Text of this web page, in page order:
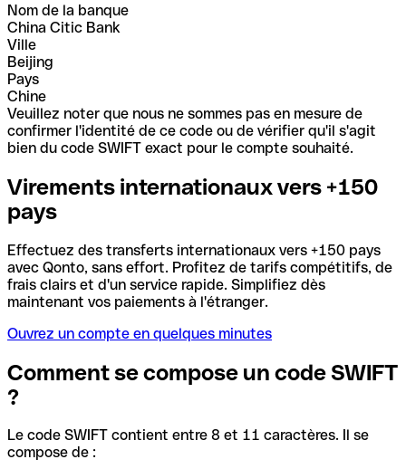
Nom de la banque
China Citic Bank
Ville
Beijing
Pays
Chine
Veuillez noter que nous ne sommes pas en mesure de
confirmer l'identité de ce code ou de vérifier qu'il s'agit
bien du code SWIFT exact pour le compte souhaité.
Virements internationaux vers +150
pays
Effectuez des transferts internationaux vers +150 pays
avec Qonto, sans effort. Profitez de tarifs compétitifs, de
frais clairs et d'un service rapide. Simplifiez dès
maintenant vos paiements à l'étranger.
Ouvrez un compte en quelques minutes
Comment se compose un code SWIFT
?
Le code SWIFT contient entre 8 et 11 caractères. Il se
compose de :